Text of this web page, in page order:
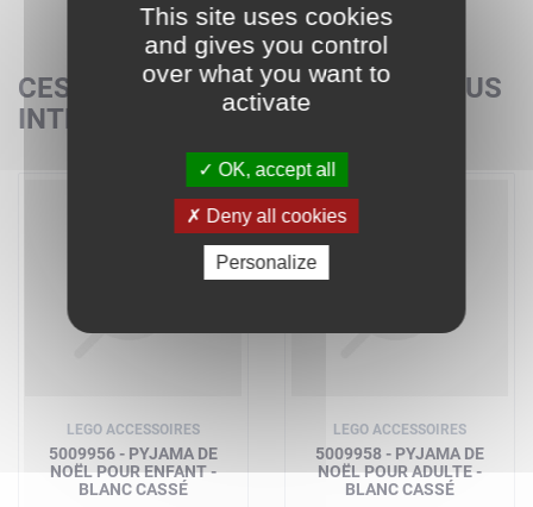
CES SETS POURRAIENT AUSSI VOUS
INTÉRESSER
LEGO ACCESSOIRES
5009956 - PYJAMA DE
NOËL POUR ENFANT -
BLANC CASSÉ
LEGO ACCESSOIRES
5009958 - PYJAMA DE
NOËL POUR ADULTE -
BLANC CASSÉ
This site uses cookies
and gives you control
over what you want to
activate
OK, accept all
Deny all cookies
Personalize